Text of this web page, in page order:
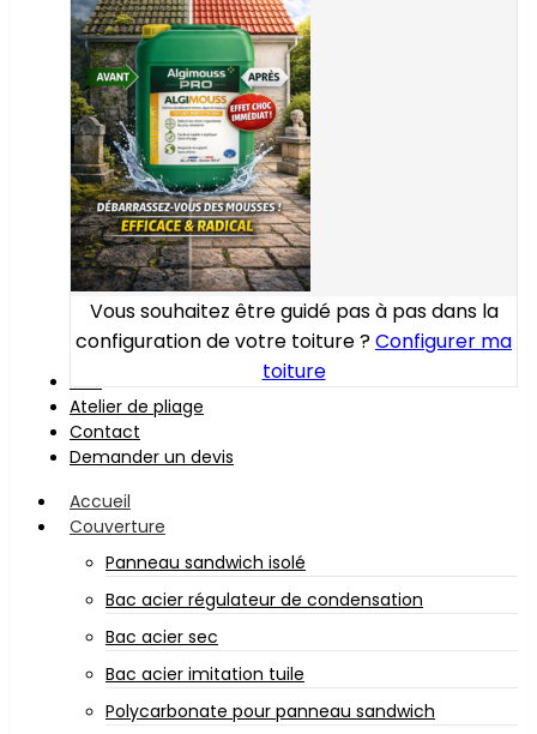
Vous souhaitez être guidé pas à pas dans la
configuration de votre toiture ?Configurer ma
toiture
Atelier de pliage
Contact
Demander un devis
Accueil
Couverture
Panneau sandwich isolé
Bac acier régulateur de condensation
Bac acier sec
Bac acier imitation tuile
Polycarbonate pour panneau sandwich